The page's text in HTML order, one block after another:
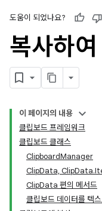
도움이 되었나요?
복사하여
이 페이지의 내용
클립보드 프레임워크
클립보드 클래스
ClipboardManager
ClipData,
ClipData 편의 메서드
클립보드 데이터를 텍